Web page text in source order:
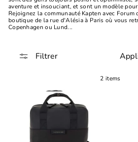
aventure et insouciant, et sont un modèle
Rejoignez la communauté Kapten avec Forum
boutique de la rue d'Alésia à Paris où vous
Copenhagen ou Lund...
Filtrer
2 items